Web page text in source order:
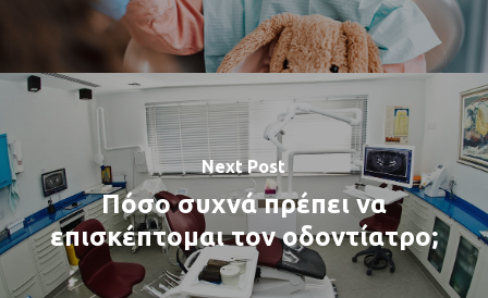
Next Post
Πόσο συχνά πρέπει να
επισκέπτομαι τον οδοντίατρο;